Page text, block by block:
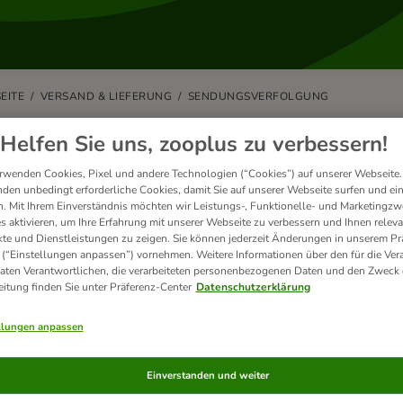
VERSAND & LIEFERUNG SENDUNGSVERFOLGUNG
wird mein Paket zugestellt?
Bestellungen werden in unseren Versandzentren innerhalb
beträgt in der Regel 2-4 Werktage.
Informationen finden Sie unterVersand & Lieferung.
Artikel
Helfen Sie uns, zooplus zu verbessern!
Cookies, Pixel und andere Technologien (“Cookies”) auf unserer
unbedingt erforderliche Cookies, damit Sie auf unserer Webseite surfen und
Mit Ihrem Einverständnis möchten wir Leistungs-, Funktionelle- und
aktivieren, um Ihre Erfahrung mit unserer Webseite zu verbessern und Ihnen
und Dienstleistungen zu zeigen. Sie können jederzeit Änderungen in unserem
anpassen”) vornehmen. Weitere Informationen über den für die
Verantwortlichen, die verarbeiteten personenbezogenen Daten und den Zweck
finden Sie unter Präferenz-Center Datenschutzerklärung
anpassen
Einverstanden und weiter